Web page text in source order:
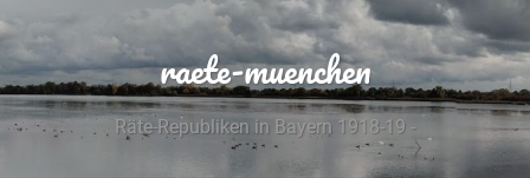
raete-muenchen
Räte-Republiken in Bayern 1918-19 -